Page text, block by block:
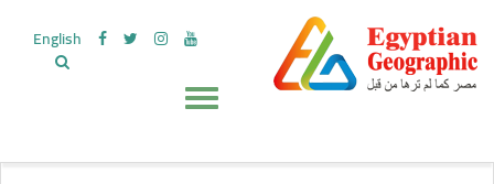
English